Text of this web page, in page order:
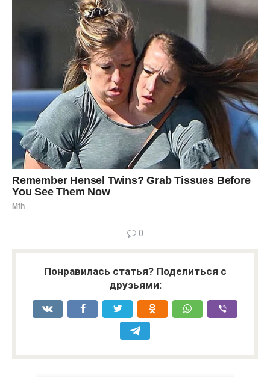
0
Понравилась статья? Поделиться с
друзьями: